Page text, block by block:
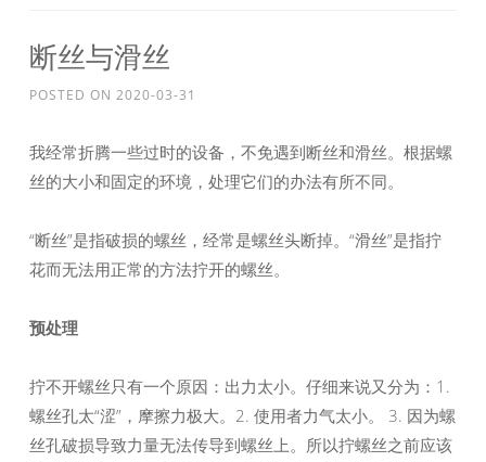
断丝与滑丝
POSTED ON 2020-03-31
我经常折腾一些过时的设备，不免遇到断丝和滑丝。根据螺
丝的大小和固定的环境，处理它们的办法有所不同。
“断丝”是指破损的螺丝，经常是螺丝头断掉。“滑丝”是指拧
花而无法用正常的方法拧开的螺丝。
预处理
拧不开螺丝只有一个原因：出力太小。仔细来说又分为：1.
螺丝孔太“涩”，摩擦力极大。2. 使用者力气太小。 3. 因为螺
丝孔破损导致力量无法传导到螺丝上。所以拧螺丝之前应该